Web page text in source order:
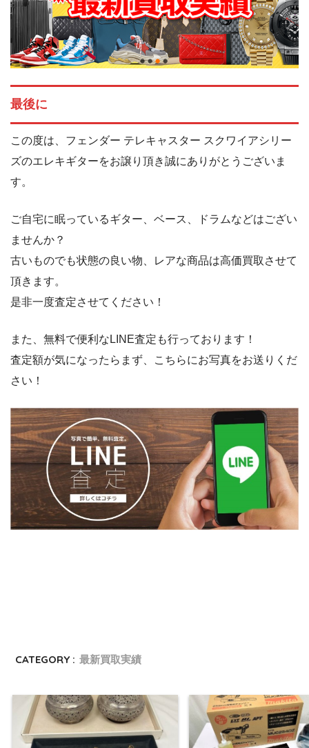
最後に
この度は、フェンダー テレキャスター スクワイアシリー
ズのエレキギターをお譲り頂き誠にありがとうございま
す。
ご自宅に眠っているギター、ベース、ドラムなどはござい
ませんか？
古いものでも状態の良い物、レアな商品は高価買取させて
頂きます。
是非一度査定させてください！
また、無料で便利なLINE査定も行っております！
査定額が気になったらまず、こちらにお写真をお送りくだ
さい！
CATEGORY : 最新買取実績